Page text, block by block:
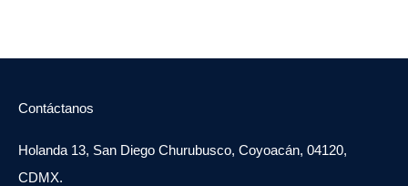
Contáctanos
Holanda 13, San Diego Churubusco, Coyoacán, 04120,
CDMX.